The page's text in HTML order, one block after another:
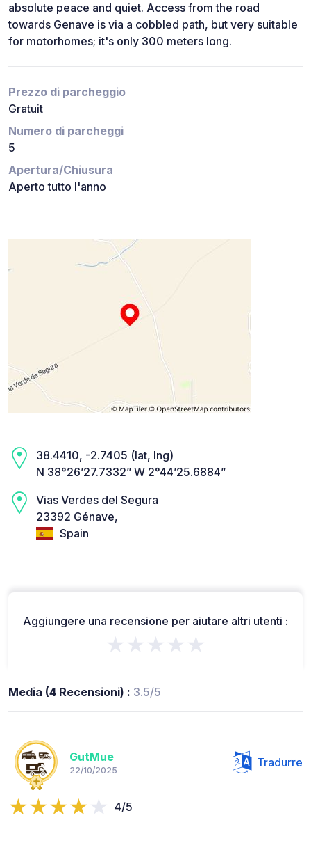
absolute peace and quiet. Access from the road
towards Genave is via a cobbled path, but very suitable
for motorhomes; it's only 300 meters long.
Prezzo di parcheggio
Gratuit
Numero di parcheggi
5
Apertura/Chiusura
Aperto tutto l'anno
38.4410, -2.7405 (lat, lng)
N 38°26’27.7332” W 2°44’25.6884”
Vias Verdes del Segura
23392 Génave,
Spain
Aggiungere una recensione per aiutare altri utenti :
★★★★★
Media (4 Recensioni) : 3.5/5
GutMue
22/10/2025
Tradurre
4/5